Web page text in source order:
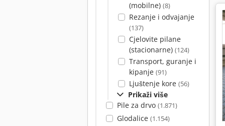
(mobilne) (8)
Rezanje i odvajanje
(137)
Cjelovite pilane
(stacionarne) (124)
Transport, guranje i
kipanje (91)
Ljuštenje kore (56)
Prikaži više
Pile za drvo (1.871)
Glodalice (1.154)